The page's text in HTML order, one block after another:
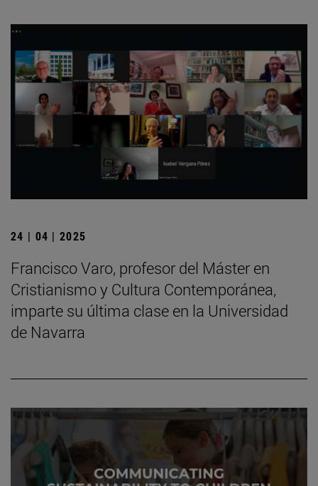
24 | 04 | 2025
Francisco Varo, profesor del Máster en
Cristianismo y Cultura Contemporánea,
imparte su última clase en la Universidad
de Navarra